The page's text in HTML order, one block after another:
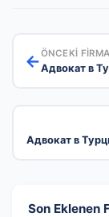
←ÖNCEKI FIRMA
Адвокат в
Адвокат в
Son Eklenen